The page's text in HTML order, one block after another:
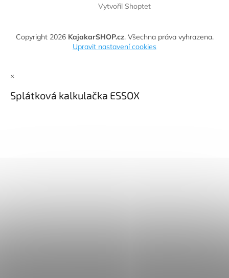
Vytvořil Shoptet
Copyright 2026 KajakarSHOP.cz. Všechna práva vyhrazena.
Upravit nastavení cookies
×
Splátková kalkulačka ESSOX